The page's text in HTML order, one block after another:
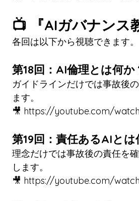
📺 『AIガバナンス
各回は以下から視聴できます。
第18回：AI倫理とは何か
ガイドラインだけでは事故後
ます。
🎥 https://youtube.com/
第19回：責任あるAIとは
理念だけでは事故後の責任を
します。
🎥 https://youtube.com/